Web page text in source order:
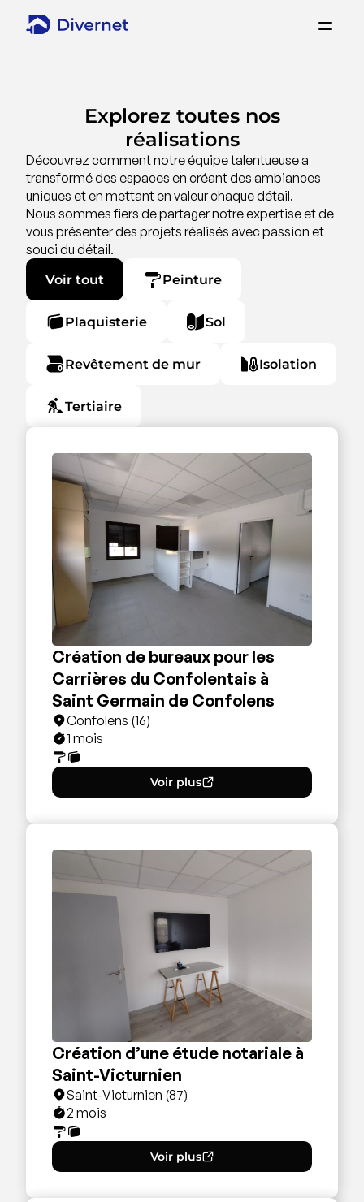
Explorez toutes nos
réalisations
Découvrez comment notre équipe talentueuse a
transformé des espaces en créant des ambiances
uniques et en mettant en valeur chaque détail.
Nous sommes fiers de partager notre expertise et de
vous présenter des projets réalisés avec passion et
souci du détail.
Voir tout Peinture
Plaquisterie Sol
Revêtement de mur Isolation
Tertiaire
Création de bureaux pour les
Carrières du Confolentais à
Saint Germain de Confolens
Confolens (16)
1 mois
Voir plus
Création d’une étude notariale à
Saint-Victurnien
Saint-Victurnien (87)
2 mois
Voir plus